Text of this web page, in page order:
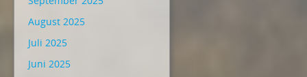
August 2025
Juli 2025
Juni 2025